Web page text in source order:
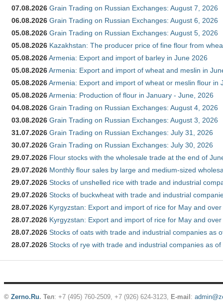
07.08.2026 Grain Trading on Russian Exchanges: August 7, 2026
06.08.2026 Grain Trading on Russian Exchanges: August 6, 2026
05.08.2026 Grain Trading on Russian Exchanges: August 5, 2026
05.08.2026 Kazakhstan: The producer price of fine flour from
05.08.2026Armenia: Export and import of barley in June 2026
05.08.2026Armenia: Export and import of wheat and meslin in
05.08.2026Armenia: Export and import of wheat or meslin flour in
05.08.2026Armenia: Production of flour in January - June, 2026
04.08.2026 Grain Trading on Russian Exchanges: August 4, 2026
03.08.2026 Grain Trading on Russian Exchanges: August 3, 2026
31.07.2026 Grain Trading on Russian Exchanges: July 31, 2026
30.07.2026 Grain Trading on Russian Exchanges: July 30, 2026
29.07.2026 Flour stocks with the wholesale trade at the end of
29.07.2026 Monthly flour sales by large and medium-sized
29.07.2026 Stocks of unshelled rice with trade and industrial
29.07.2026 Stocks of buckwheat with trade and industrial
28.07.2026 Kyrgyzstan: Export and import of rice for May and
28.07.2026 Kyrgyzstan: Export and import of rice for May and
28.07.2026 Stocks of oats with trade and industrial companies as
28.07.2026 Stocks of rye with trade and industrial companies as
© Zerno.Ru. Тел: +7 (495) 760-2509, +7 (926) 624-3123, E-mail :